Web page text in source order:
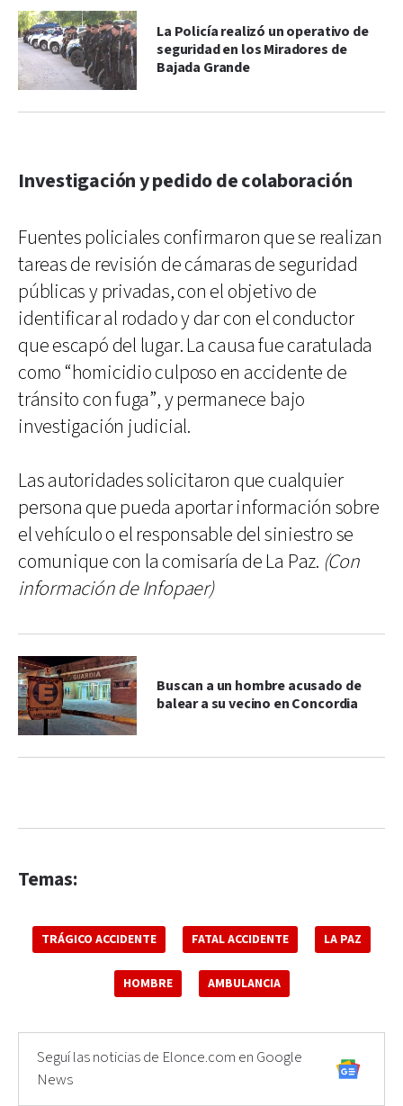
La Policía realizó un operativo de
seguridad en los Miradores de
Bajada Grande
Investigación y pedido de colaboración
Fuentes policiales confirmaron que se realizan
tareas de revisión de cámaras de seguridad
públicas y privadas, con el objetivo de
identificar al rodado y dar con el conductor
que escapó del lugar. La causa fue caratulada
como “homicidio culposo en accidente de
tránsito con fuga”, y permanece bajo
investigación judicial.
Las autoridades solicitaron que cualquier
persona que pueda aportar información sobre
el vehículo o el responsable del siniestro se
comunique con la comisaría de La Paz. (Con
información de Infopaer)
Buscan a un hombre acusado de
balear a su vecino en Concordia
Temas:
TRÁGICO ACCIDENTE FATAL ACCIDENTE LA PAZ
HOMBRE AMBULANCIA
Seguí las noticias de Elonce.com en Google
News